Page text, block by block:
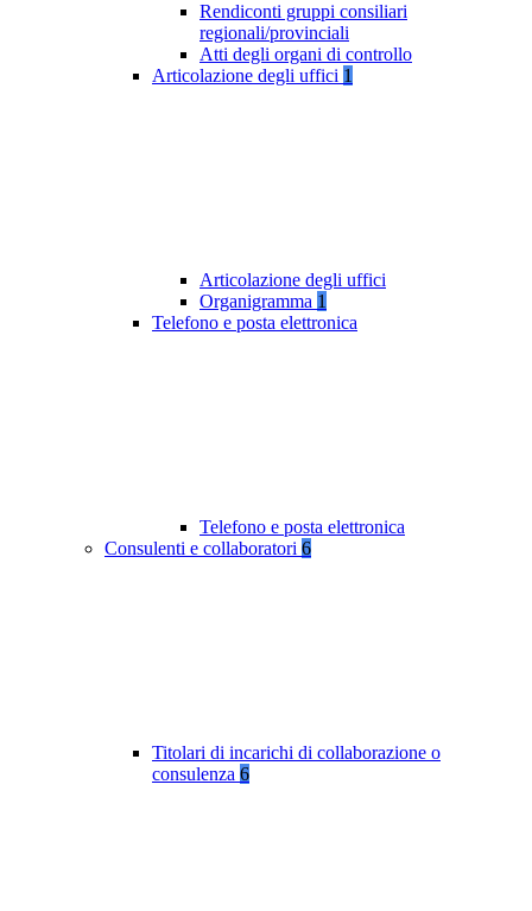
Rendiconti gruppi consiliari
regionali/provinciali
Atti degli organi di controllo
Articolazione degli uffici 1
Articolazione degli uffici
Organigramma 1
Telefono e posta elettronica
Telefono e posta elettronica
Consulenti e collaboratori 6
Titolari di incarichi di collaborazione o
consulenza 6